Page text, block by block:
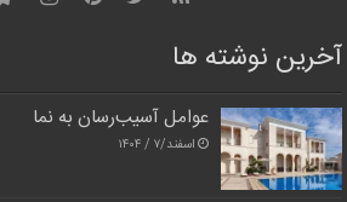
آخرین نوشته ها
عوامل آسیب‌رسان به نما
اسفند/۷ / ۱۴۰۴